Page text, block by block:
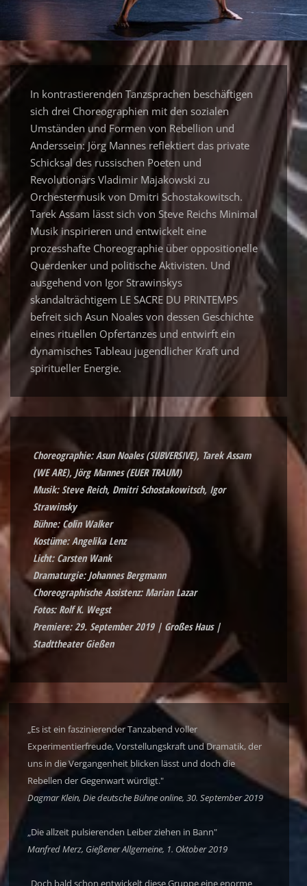
In kontrastierenden Tanzsprachen beschäftigen
sich drei Choreographien mit den sozialen
Umständen und Formen von Rebellion und
Anderssein: Jörg Mannes reflektiert das private
Schicksal des russischen Poeten und
Revolutionärs Vladimir Majakowski zu
Orchestermusik von Dmitri Schostakowitsch.
Tarek Assam lässt sich von Steve Reichs Minimal
Musik inspirieren und entwickelt eine
prozesshafte Choreographie über oppositionelle
Querdenker und politische Aktivisten. Und
ausgehend von Igor Strawinskys
skandalträchtigem LE SACRE DU PRINTEMPS
befreit sich Asun Noales von dessen Geschichte
eines rituellen Opfertanzes und entwirft ein
dynamisches Tableau jugendlicher Kraft und
spiritueller Energie.
Choreographie: Asun Noales (SUBVERSIVE), Tarek Assam
(WE ARE), Jörg Mannes (EUER TRAUM)
Musik: Steve Reich, Dmitri Schostakowitsch, Igor
Strawinsky
Bühne: Colin Walker
Kostüme: Angelika Lenz
Licht: Carsten Wank
Dramaturgie: Johannes Bergmann
Choreographische Assistenz: Marian Lazar
Fotos: Rolf K. Wegst
Premiere: 29. September 2019 | Großes Haus |
Stadttheater Gießen
„Es ist ein faszinierender Tanzabend voller
Experimentierfreude, Vorstellungskraft und Dramatik, der
uns in die Vergangenheit blicken lässt und doch die
Rebellen der Gegenwart würdigt."
Dagmar Klein, Die deutsche Bühne online, 30. September 2019
„Die allzeit pulsierenden Leiber ziehen in Bann"
Manfred Merz, Gießener Allgemeine, 1. Oktober 2019
„Doch bald schon entwickelt diese Gruppe eine enorme